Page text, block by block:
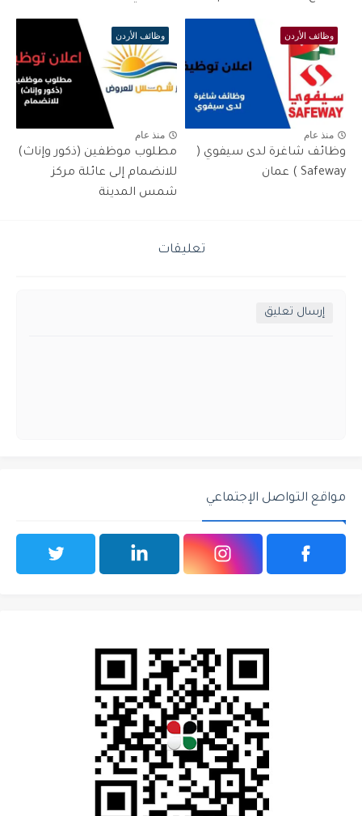
وظائف الأردن
منذ عام
وظائف شاغرة لدى سيفوي (
Safeway ) عمان
وظائف الأردن
منذ عام
مطلوب موظفين (ذكور وإناث)
للانضمام إلى عائلة مركز
شمس المدينة
تعليقات
إرسال تعليق
مواقع التواصل الإجتماعي